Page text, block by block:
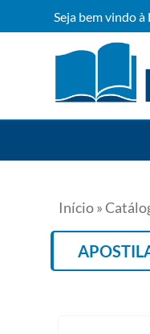
Seja bem vindo
Início»